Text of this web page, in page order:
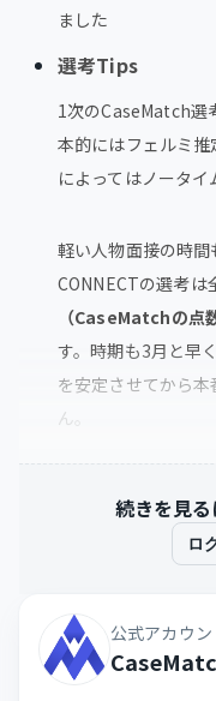
ました
選考Tips
1次のCaseMatch選
本的にはフェルミ
によってはノータイ
軽い人物面接の時間
CONNECTの選考は
（CaseMatchの点
す。時期も3月と早
を安定させてから
ん。
続きを見
ロ
公式アカウン